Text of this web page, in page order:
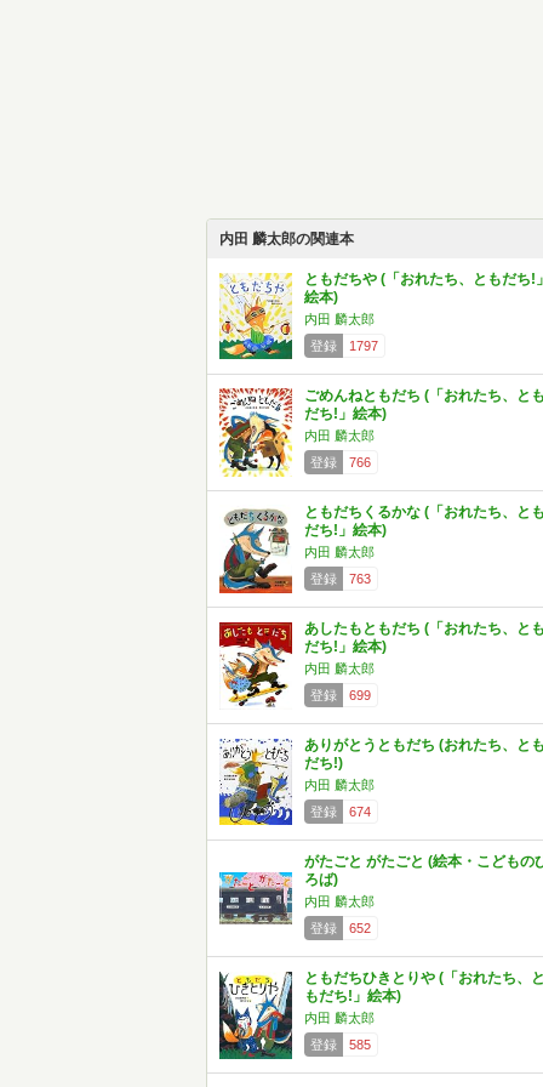
内田 麟太郎の関連本
ともだちや (「おれたち、ともだち!」
絵本)
内田 麟太郎
登録
1797
ごめんねともだち (「おれたち、とも
だち!」絵本)
内田 麟太郎
登録
766
ともだちくるかな (「おれたち、とも
だち!」絵本)
内田 麟太郎
登録
763
あしたもともだち (「おれたち、とも
だち!」絵本)
内田 麟太郎
登録
699
ありがとうともだち (おれたち、とも
だち!)
内田 麟太郎
登録
674
がたごと がたごと (絵本・こどもの
ろば)
内田 麟太郎
登録
652
ともだちひきとりや (「おれたち、と
もだち!」絵本)
内田 麟太郎
登録
585